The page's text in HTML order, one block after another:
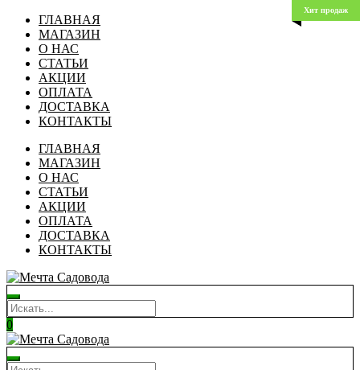
ГЛАВНАЯ
МАГАЗИН
О НАС
СТАТЬИ
АКЦИИ
ОПЛАТА
ДОСТАВКА
КОНТАКТЫ
ГЛАВНАЯ
МАГАЗИН
О НАС
СТАТЬИ
АКЦИИ
ОПЛАТА
ДОСТАВКА
КОНТАКТЫ
0
Хит продаж